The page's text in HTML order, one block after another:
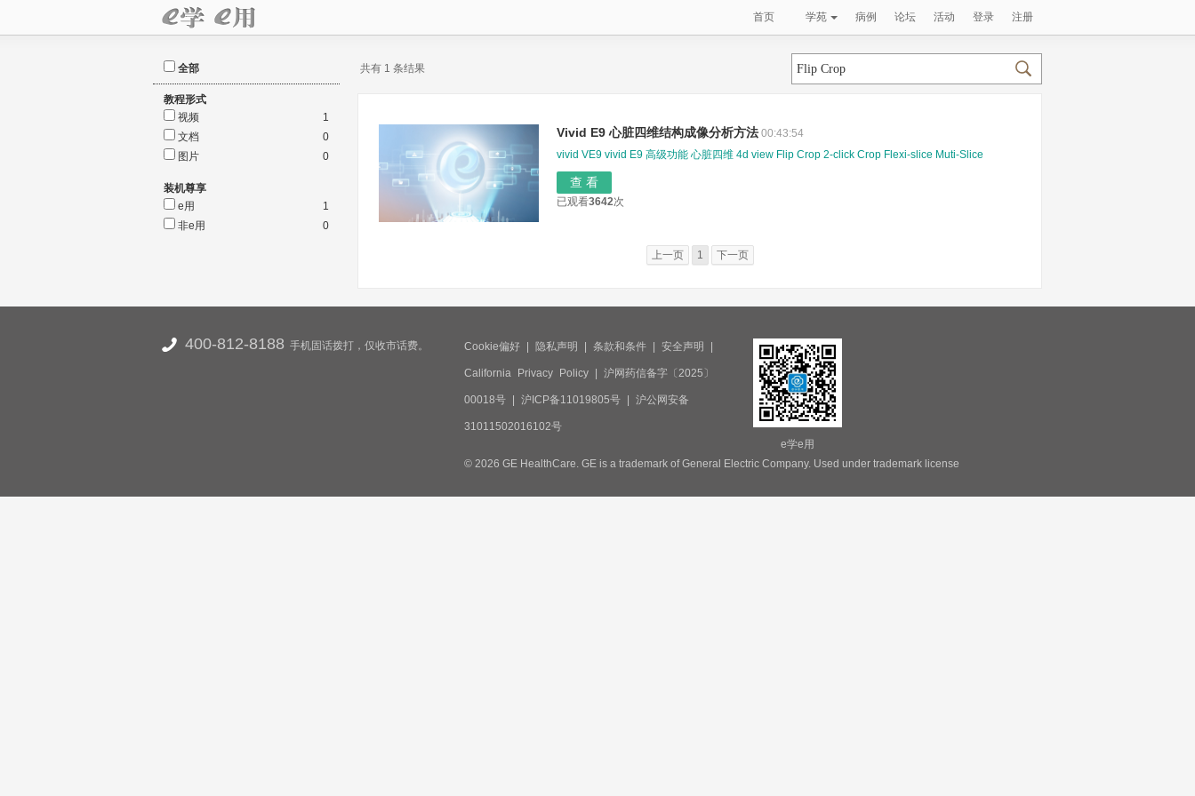
首页 学苑 病例 论坛 活动 登录 注册
共有 1 条结果
Vivid E9 心脏四维结构成像分析方法 00:43:54
vivid VE9 vivid E9 高级功能 心脏四维 4d view Flip Crop 2-click Crop Flexi-slice Muti-Slice
查 看
已观看3642次
上一页 1 下一页
全部
教程形式
视频
1
文档
0
图片
0
装机尊享
e用
1
非e用
0
400-812-8188 手机固话拨打，仅收市话费。 Cookie偏好 隐私声明 条款和条件 安全声明
California Privacy Policy 沪网药信备字〔2025〕
00018号 沪ICP备11019805号 沪公网安备
31011502016102号
© 2026 GE HealthCare. GE is a trademark of General Electric Company. Used under trademark license
e学e用